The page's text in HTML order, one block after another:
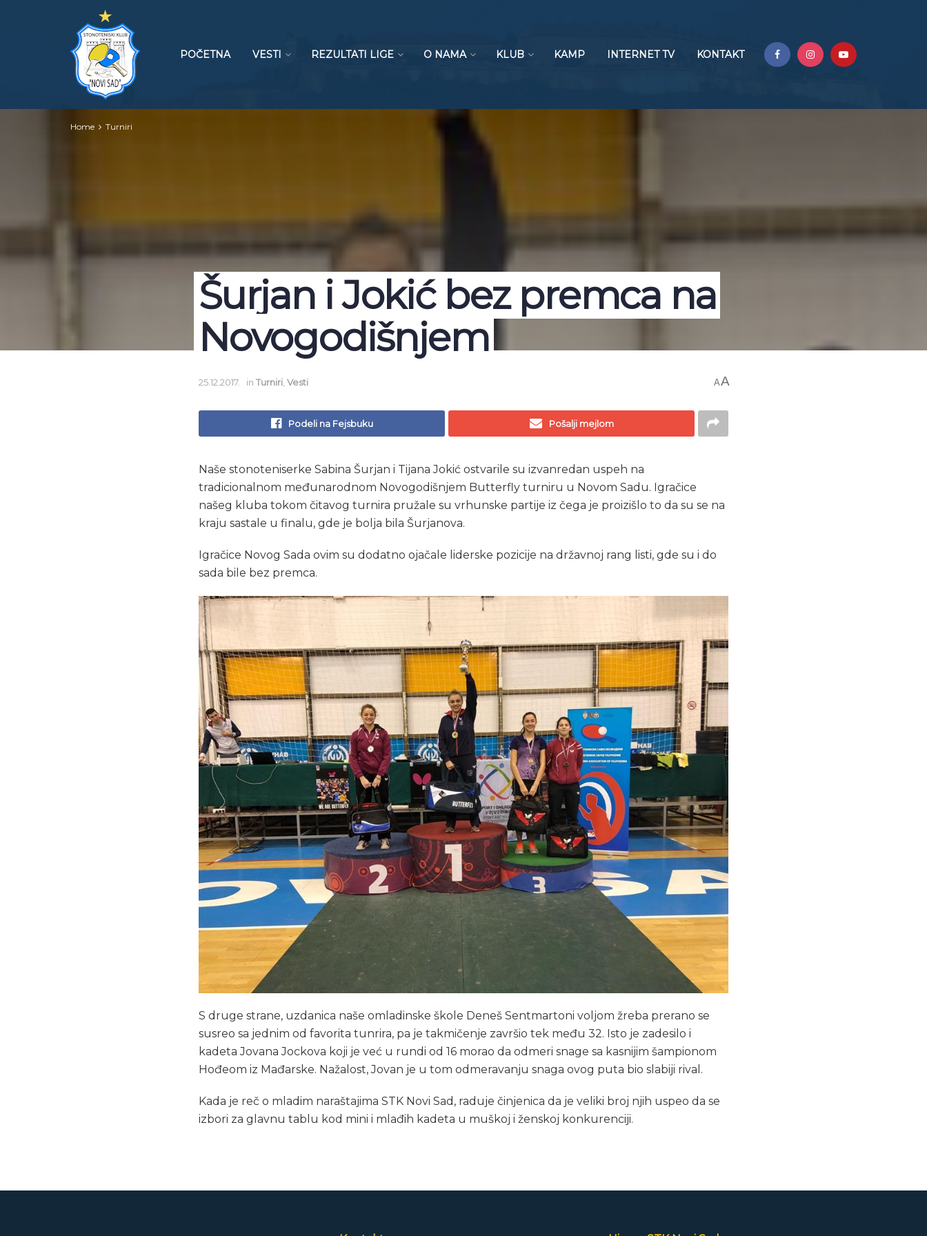
POČETNA VESTI REZULTATI LIGE O NAMA KLUB KAMP INTERNET TV KONTAKT
Home Turniri
Šurjan i Jokić bez premca na
Novogodišnjem
25.12.2017. in Turniri Vesti AA
Podeli na Fejsbuku Pošalji mejlom
Naše stonoteniserke Sabina Šurjan i Tijana Jokić ostvarile su izvanredan uspeh na
tradicionalnom međunarodnom Novogodišnjem Butterfly turniru u Novom Sadu. Igračice
našeg kluba tokom čitavog turnira pružale su vrhunske partije iz čega je proizišlo to da su se na
kraju sastale u finalu, gde je bolja bila Šurjanova.
Igračice Novog Sada ovim su dodatno ojačale liderske pozicije na državnoj rang listi, gde su i do
sada bile bez premca.
S druge strane, uzdanica naše omladinske škole Deneš Sentmartoni voljom žreba prerano se
susreo sa jednim od favorita tunrira, pa je takmičenje završio tek među 32. Isto je zadesilo i
kadeta Jovana Jockova koji je već u rundi od 16 morao da odmeri snage sa kasnijim šampionom
Hođeom iz Mađarske. Nažalost, Jovan je u tom odmeravanju snaga ovog puta bio slabiji rival.
Kada je reč o mladim naraštajima STK Novi Sad, raduje činjenica da je veliki broj njih uspeo da se
izbori za glavnu tablu kod mini i mlađih kadeta u muškoj i ženskoj konkurenciji.